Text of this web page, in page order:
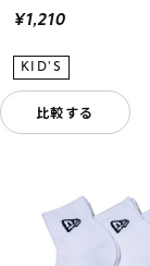
¥1,210
比較する